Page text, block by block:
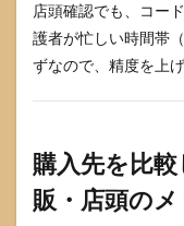
店頭確認でも、コー
護者が忙しい時間帯
ずなので、精度を上
購入先を比
販・店頭の